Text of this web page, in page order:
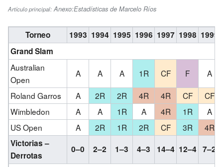
Artículo principal: Anexo:Estadísticas de Marcelo Ríos
Torneo 1993 1994 1995 1996 1997 1998 1999
Grand Slam
Australian
Open
A A A 1R CF F A
Roland Garros A 2R 2R 4R 4R CF
CF
Wimbledon
A A 1R A 4R 1R
A
US Open
A 2R 1R 2R CF 3R
4R
Victorias –
Derrotas
0–0 2–2 1–3 4–3 14–4 12–4 7–2